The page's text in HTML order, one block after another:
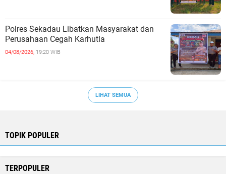
Polres Sekadau Libatkan Masyarakat dan
Perusahaan Cegah Karhutla
04/08/2026, 19:20 WIB
LIHAT SEMUA
TOPIK POPULER
TERPOPULER